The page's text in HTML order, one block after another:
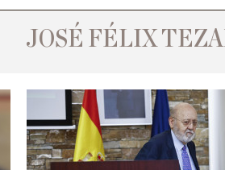
JOSÉ FÉLIX